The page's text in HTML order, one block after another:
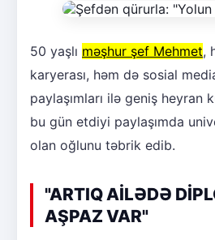
50 yaşlı məşhur şef Mehmet,
karyerası, həm də sosial
paylaşımları ilə geniş heyran
bu gün etdiyi paylaşımda
olan oğlunu təbrik edib.
"ARTIQ AİLƏDƏ
AŞPAZ VAR"